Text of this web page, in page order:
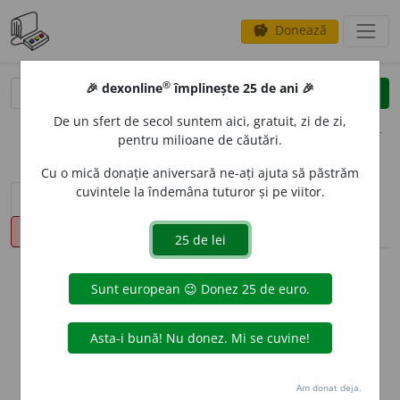
savings Donează
clear
opțiuni
sinteza definițiilor (1) definiții (27)
conjugări
info
Aceste definiții sunt compilate de
echipa dexonline. Definițiile
originale se află pe filadefiniții.
Puteți reordona filele pe pagina de
🎉 dexonline® împlinește 25 de ani 🎉
De un sfert de secol suntem aici, gratuit, zi de zi,
pentru milioane de căutări.
Cu o mică donație aniversară ne-ați ajuta să păstrăm
cuvintele la îndemâna tuturor și pe viitor.
Am donat deja.